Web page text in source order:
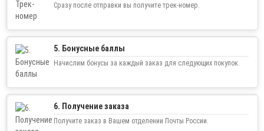
Сразу после отправки вы получите трек-номер.
5. Бонусные баллы
Начислим бонусы за каждый заказ для следующих покупок.
6. Получение заказа
Получите заказ в Вашем отделении Почты России.